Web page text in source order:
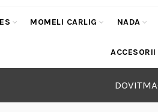
MOMELI CARLIG NADA